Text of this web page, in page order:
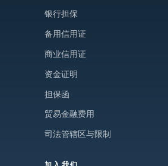
银行担保
备用信用证
商业信用证
资金证明
担保函
贸易金融费用
司法管辖区与限制